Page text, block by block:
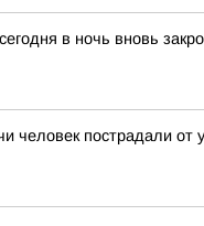
в ночь вновь
человек пострадали от